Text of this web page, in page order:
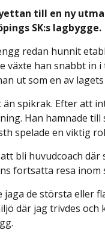
till en ny
SK:s lagbygge.
redan hunnit
växte han snabbt in
ut som en av
spikrak. Efter att
Han hamnade
spelade en viktig
bli huvudcoach där
fortsatta resa inom
jaga de största eller
där jag trivdes och